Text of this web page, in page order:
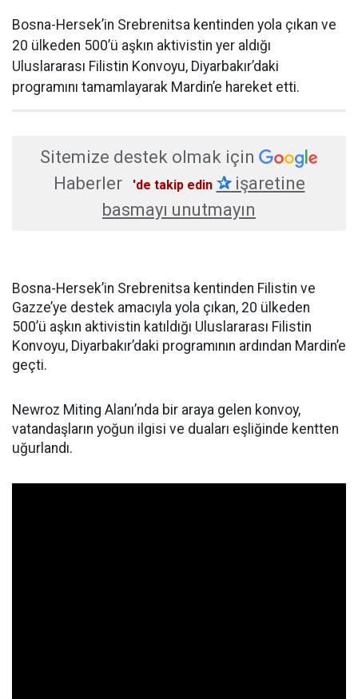
Bosna-Hersek’in Srebrenitsa kentinden yola çıkan ve
20 ülkeden 500’ü aşkın aktivistin yer aldığı
Uluslararası Filistin Konvoyu, Diyarbakır’daki
programını tamamlayarak Mardin’e hareket etti.
Sitemize destek olmak için
Haberler
'de takip edin ✰işaretine
basmayı unutmayın
Bosna-Hersek’in Srebrenitsa kentinden Filistin ve
Gazze’ye destek amacıyla yola çıkan, 20 ülkeden
500’ü aşkın aktivistin katıldığı Uluslararası Filistin
Konvoyu, Diyarbakır’daki programının ardından Mardin’e
geçti.
Newroz Miting Alanı’nda bir araya gelen konvoy,
vatandaşların yoğun ilgisi ve duaları eşliğinde kentten
uğurlandı.